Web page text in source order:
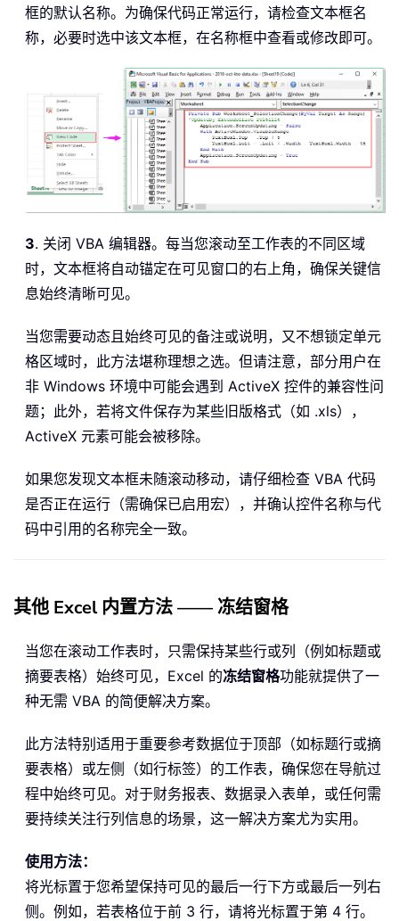
框的默认名称。为确保代码正常运行，请检查文本框名
称，必要时选中该文本框，在名称框中查看或修改即可。
3. 关闭 VBA 编辑器。每当您滚动至工作表的不同区域
时，文本框将自动锚定在可见窗口的右上角，确保关键信
息始终清晰可见。
当您需要动态且始终可见的备注或说明，又不想锁定单元
格区域时，此方法堪称理想之选。但请注意，部分用户在
非 Windows 环境中可能会遇到 ActiveX 控件的兼容性问
题；此外，若将文件保存为某些旧版格式（如 .xls），
ActiveX 元素可能会被移除。
如果您发现文本框未随滚动移动，请仔细检查 VBA 代码
是否正在运行（需确保已启用宏），并确认控件名称与代
码中引用的名称完全一致。
其他 Excel 内置方法 —— 冻结窗格
当您在滚动工作表时，只需保持某些行或列（例如标题或
摘要表格）始终可见，Excel 的冻结窗格功能就提供了一
种无需 VBA 的简便解决方案。
此方法特别适用于重要参考数据位于顶部（如标题行或摘
要表格）或左侧（如行标签）的工作表，确保您在导航过
程中始终可见。对于财务报表、数据录入表单，或任何需
要持续关注行列信息的场景，这一解决方案尤为实用。
使用方法：
将光标置于您希望保持可见的最后一行下方或最后一列右
侧。例如，若表格位于前 3 行，请将光标置于第 4 行。